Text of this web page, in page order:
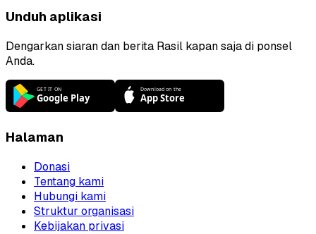
Unduh aplikasi
Dengarkan siaran dan berita Rasil kapan saja di ponsel
Anda.
Halaman
Donasi
Tentang kami
Hubungi kami
Struktur organisasi
Kebijakan privasi